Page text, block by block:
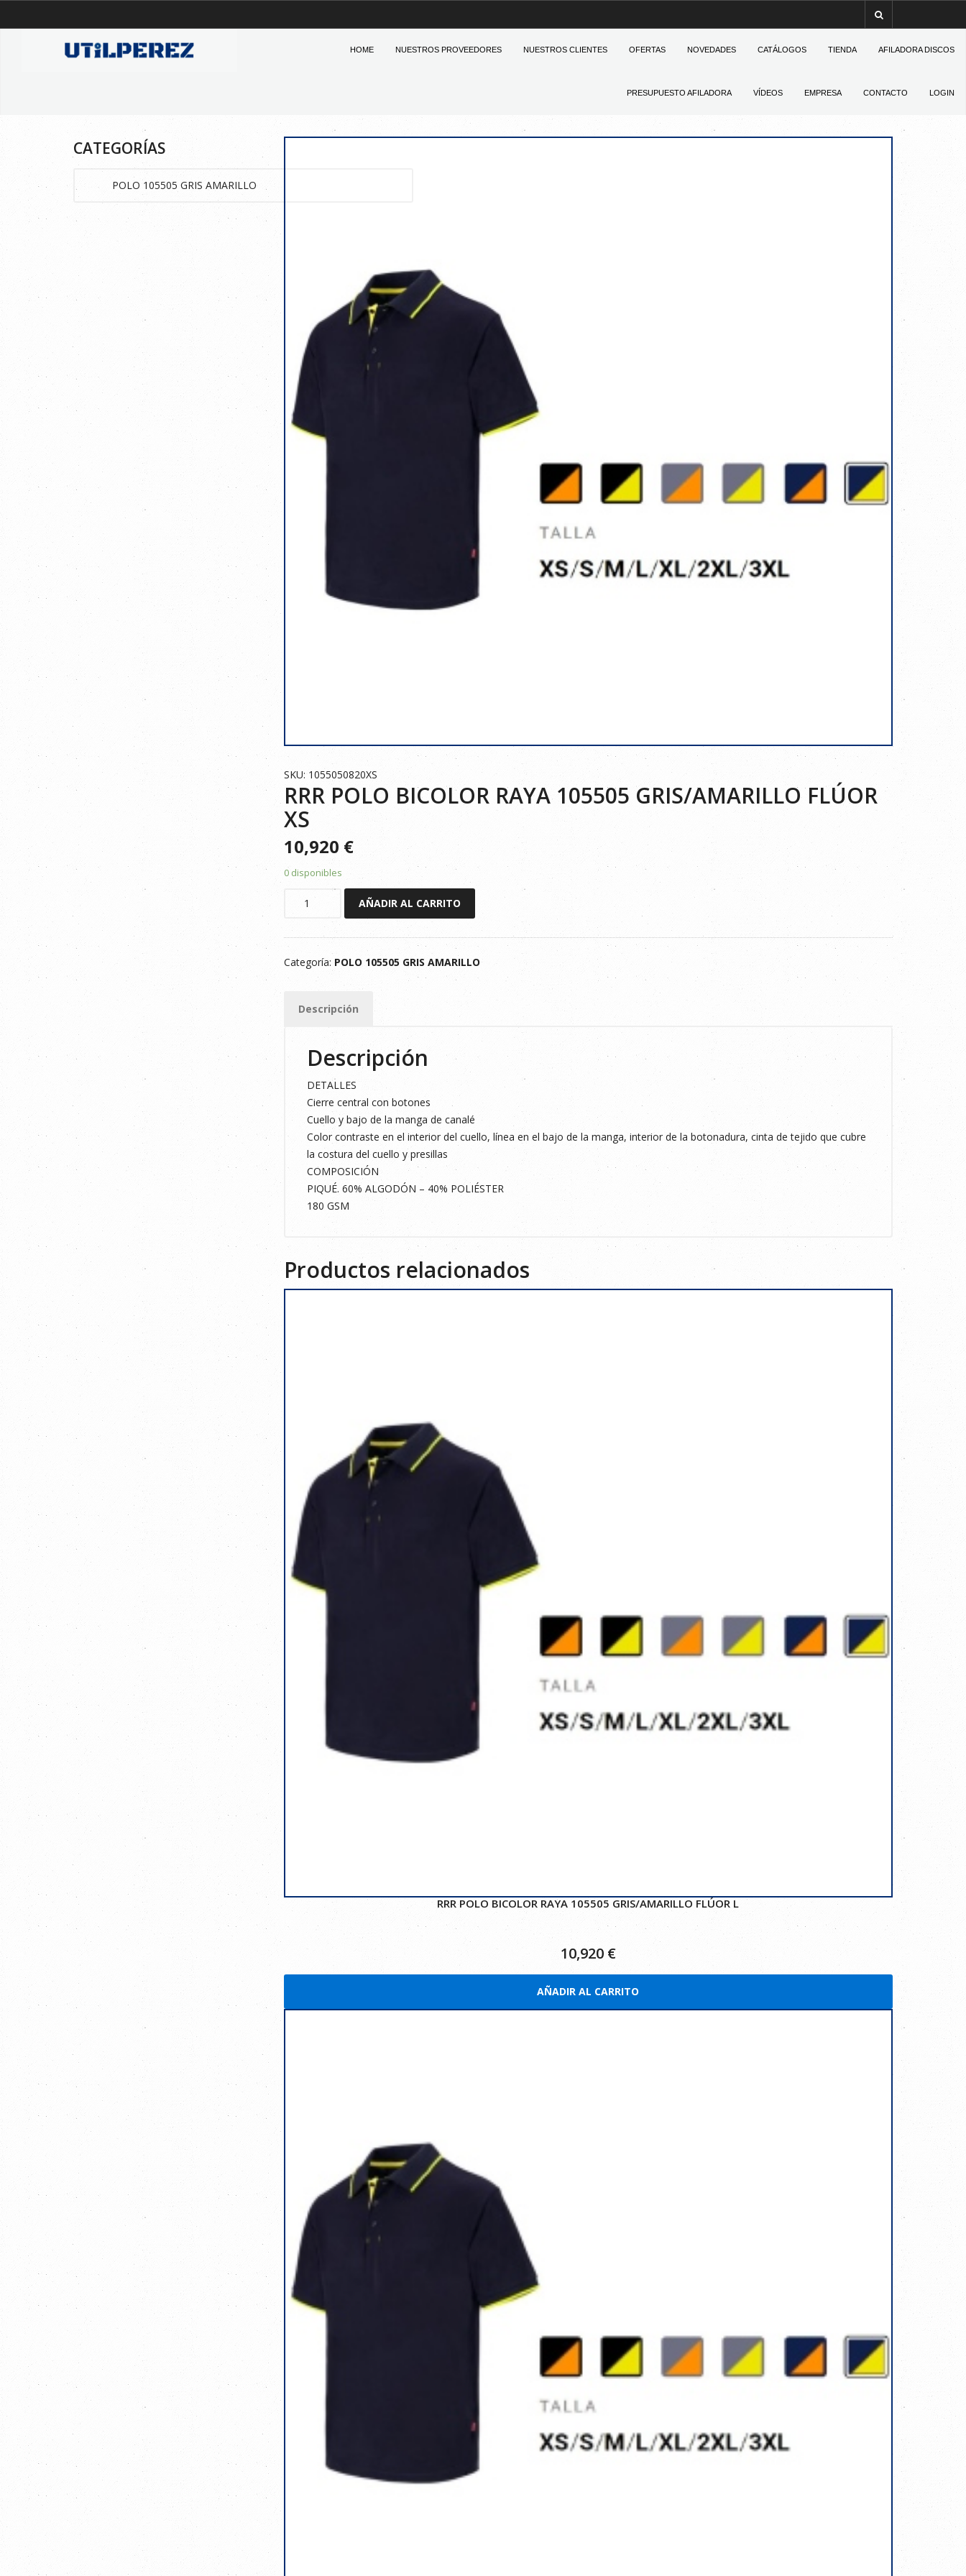
HOME NUESTROS PROVEEDORES NUESTROS CLIENTES OFERTAS NOVEDADES CATÁLOGOS TIENDA AFILADORA DISCOS
PRESUPUESTO AFILADORA VÍDEOS EMPRESA CONTACTO LOGIN
SKU: 1055050820XS
RRR POLO BICOLOR RAYA 105505 GRIS/AMARILLO FLÚOR
XS
10,920 €
0 disponibles
BICOLOR
105505
GRIS/AMARILLO
AÑADIR AL CARRITO
Categoría: POLO 105505 GRIS AMARILLO
Descripción
Descripción
DETALLES
Cierre central con botones
Cuello y bajo de la manga de canalé
Color contraste en el interior del cuello, línea en el bajo de la manga, interior de la botonadura, cinta de tejido que cubre
la costura del cuello y presillas
COMPOSICIÓN
PIQUÉ. 60% ALGODÓN – 40% POLIÉSTER
180 GSM
Productos relacionados
RRR POLO BICOLOR RAYA 105505 GRIS/AMARILLO FLÚOR L
10,920 €
AÑADIR AL CARRITO
CATEGORÍAS